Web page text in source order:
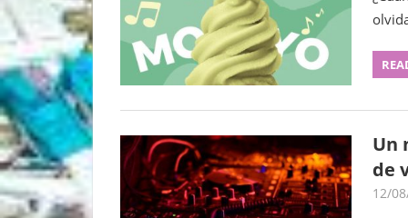
o
Un
de
12/